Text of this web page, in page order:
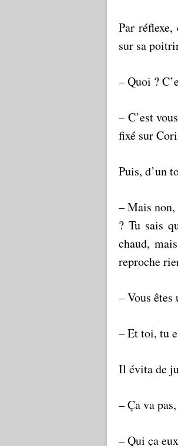
Par
sur sa
– Quoi ?
– C’est
fixé sur
Puis, d’un
– Mais
? Tu sais
chaud,
reproche
– Vous
– Et toi, tu
Il évita de
– Ça va
– Qui ça